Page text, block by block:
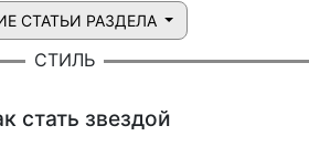
СТАТЬИ РАЗДЕЛА
СТИЛЬ
стать звездой